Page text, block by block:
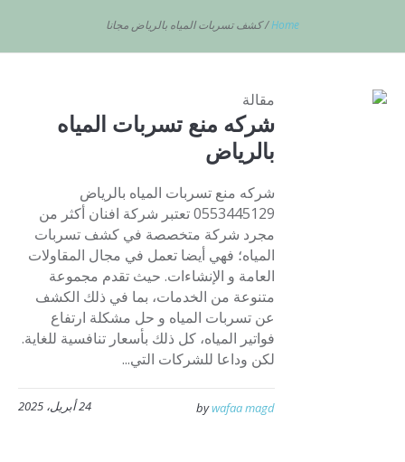
Home
/كشف تسربات المياه بالرياض مجانا
مقالة
شركه منع تسربات المياه
بالرياض
شركه منع تسربات المياه بالرياض
0553445129 تعتبر شركة افنان أكثر من
مجرد شركة متخصصة في كشف تسربات
المياه؛ فهي أيضا تعمل في مجال المقاولات
العامة و الإنشاءات. حيث تقدم مجموعة
متنوعة من الخدمات، بما في ذلك الكشف
عن تسربات المياه و حل مشكلة ارتفاع
فواتير المياه، كل ذلك بأسعار تنافسية للغاية.
لكن وداعا للشركات التي...
24 أبريل، 2025 bywafaa magd